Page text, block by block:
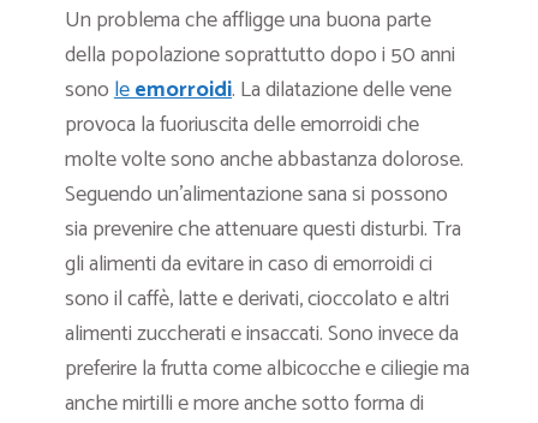
Un problema che affligge una buona parte
della popolazione soprattutto dopo i 50 anni
sonoleemorroidi. La dilatazione delle vene
provoca la fuoriuscita delle emorroidi che
molte volte sono anche abbastanza dolorose.
Seguendo un’alimentazione sana si possono
sia prevenire che attenuare questi disturbi. Tra
gli alimenti da evitare in caso di emorroidi ci
sono il caffè, latte e derivati, cioccolato e altri
alimenti zuccherati e insaccati. Sono invece da
preferire la frutta come albicocche e ciliegie ma
anche mirtilli e more anche sotto forma di